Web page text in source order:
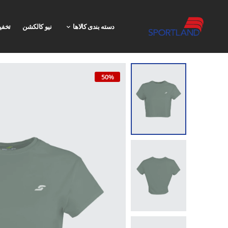
دسته بندی کالاها نیو کالکشن
50%